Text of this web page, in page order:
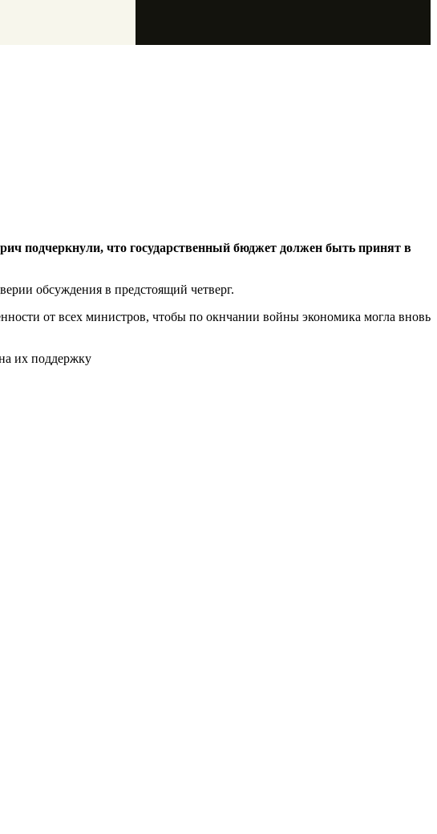
подчеркнули, что государственный бюджет должен быть принят в
обсуждения в предстоящий четверг.
от всех министров, чтобы по окнчании войны экономика могла вновь
их поддержку